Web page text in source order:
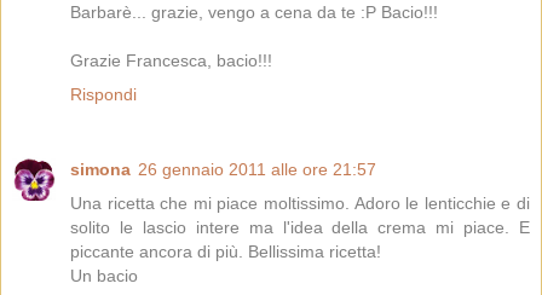
Barbarè... grazie, vengo a cena da te :P Bacio!!!
Grazie Francesca, bacio!!!
Rispondi
simona 26 gennaio 2011 alle ore 21:57
Una ricetta che mi piace moltissimo. Adoro le lenticchie e di
solito le lascio intere ma l'idea della crema mi piace. E
piccante ancora di più. Bellissima ricetta!
Un bacio